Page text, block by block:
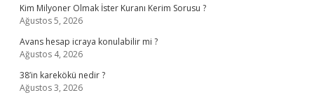
Kim Milyoner Olmak İster Kuranı Kerim Sorusu ?
Ağustos 5, 2026
Avans hesap icraya konulabilir mi ?
Ağustos 4, 2026
38’in karekökü nedir ?
Ağustos 3, 2026